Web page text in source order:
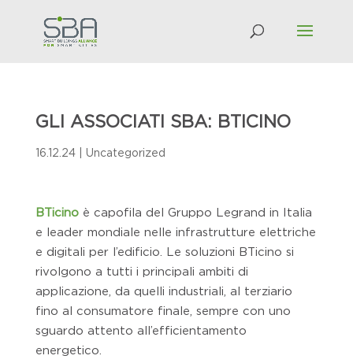
GLI ASSOCIATI SBA: BTICINO
16.12.24| Uncategorized
BTicino è capofila del Gruppo Legrand in Italia
e leader mondiale nelle infrastrutture elettriche
e digitali per l’edificio. Le soluzioni BTicino si
rivolgono a tutti i principali ambiti di
applicazione, da quelli industriali, al terziario
fino al consumatore finale, sempre con uno
sguardo attento all’efficientamento
energetico.